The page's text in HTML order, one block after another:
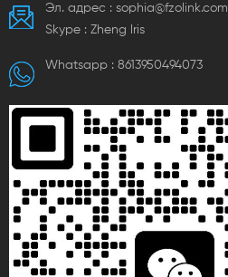
Эл. адрес : sophia@fzolink.com
Skype : Zheng lris
Whatsapp : 8613950494073